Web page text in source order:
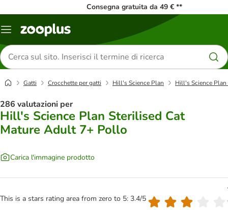
Consegna gratuita da 49 € **
Overview
Cerca
prodotti
Gatti Crocchette per gatti Hill's Science Plan Hill's Science
286 valutazioni per
Hill's Science Plan Sterilised Cat
Mature Adult 7+ Pollo
Carica l'immagine prodotto
This is a stars rating area from zero to 5: 3.4/5